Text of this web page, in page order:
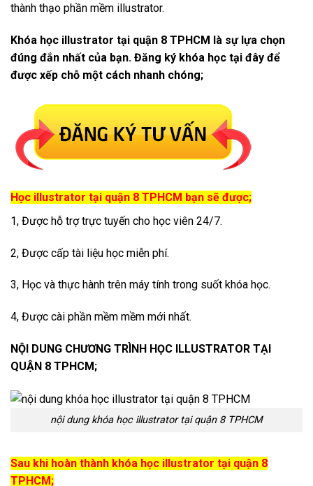
thành thạo phần mềm illustrator.
Khóa học illustrator tại quận 8 TPHCM là sự lựa chọn
đúng đắn nhất của bạn. Đăng ký khóa học tại đây để
được xếp chỗ một cách nhanh chóng;
Học illustrator tại quận 8 TPHCM bạn sẽ được;
1, Được hỗ trợ trực tuyến cho học viên 24/7.
2, Được cấp tài liệu học miễn phí.
3, Học và thực hành trên máy tính trong suốt khóa học.
4, Được cài phần mềm mềm mới nhất.
NỘI DUNG CHƯƠNG TRÌNH HỌC ILLUSTRATOR TẠI
QUẬN 8 TPHCM;
nội dung khóa học illustrator tại quận 8 TPHCM
Sau khi hoàn thành khóa học illustrator tại quận 8
TPHCM;